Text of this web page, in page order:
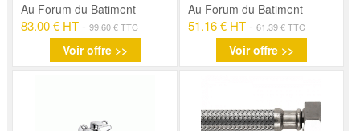
Au Forum du Batiment
83.00 € HT -99.60 € TTC
Voir offre >>
Au Forum du Batiment
51.16 € HT- 61.39 € TTC
Voir offre >>